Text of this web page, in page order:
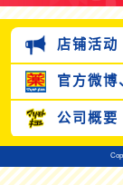
店铺活动
官方微博
公司概要